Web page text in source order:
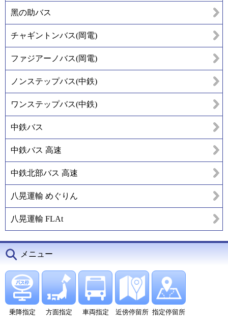
黑の助バス
チャギントンバス(岡電)
ファジアーノバス(岡電)
ノンステップバス(中鉄)
ワンステップバス(中鉄)
中鉄バス
中鉄バス 高速
中鉄北部バス 高速
八晃運輸 めぐりん
八晃運輸 FLAt
メニュー
乗降指定 方面指定 車両指定 近傍停留所 指定停留所